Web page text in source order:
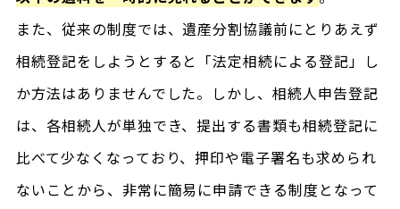
また、従来の制度では、遺産分割協議前にとりあえず
相続登記をしようとすると「法定相続による登記」し
か方法はありませんでした。しかし、相続人申告登記
は、各相続人が単独でき、提出する書類も相続登記に
比べて少なくなっており、押印や電子署名も求められ
ないことから、非常に簡易に申請できる制度となって